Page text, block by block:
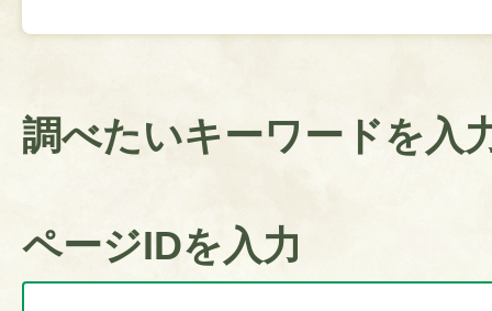
調べたいキーワードを入
ページIDを入力